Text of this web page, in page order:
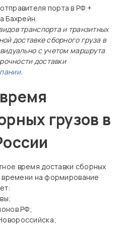
порта в РФ +
Бахрейн.
транспорта и транзитных
доставке сборного груза в
с учетом маршрута
доставки
.
грузов в
время доставки сборных
времени на формирование
РФ;